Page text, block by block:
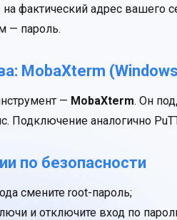
на фактический адрес вашего
— пароль.
MobaXterm
— MobaXterm. Он
Подключение аналогично
по безопасности
смените root-пароль;
и отключите вход по